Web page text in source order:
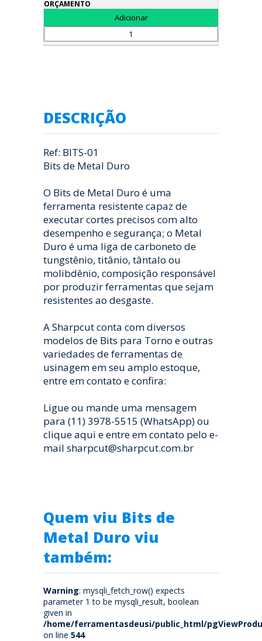
DESCRIÇÃO
Ref: BITS-01
Bits de Metal Duro
O Bits de Metal Duro é uma
ferramenta resistente capaz de
executar cortes precisos com alto
desempenho e segurança; o Metal
Duro é uma liga de carboneto de
tungstênio, titânio, tântalo ou
molibdênio, composição responsável
por produzir ferramentas que sejam
resistentes ao desgaste.
A Sharpcut conta com diversos
modelos de Bits para Torno e outras
variedades de ferramentas de
usinagem em seu amplo estoque,
entre em contato e confira:
Ligue ou mande uma mensagem
para (11) 3978-5515 (WhatsApp) ou
clique aqui e entre em contato pelo e-
mail sharpcut@sharpcut.com.br
Quem viu Bits de
Metal Duro viu
também:
Warning: mysqli_fetch_row() expects
parameter 1 to be mysqli_result, boolean
given in
/home/ferramentasdeusi/public_html/
on line 544